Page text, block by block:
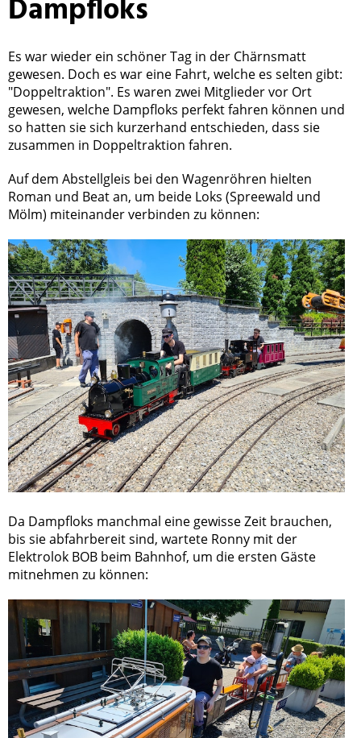
Dampfloks
Es war wieder ein schöner Tag in der Chärnsmatt
gewesen. Doch es war eine Fahrt, welche es selten gibt:
"Doppeltraktion". Es waren zwei Mitglieder vor Ort
gewesen, welche Dampfloks perfekt fahren können und
so hatten sie sich kurzerhand entschieden, dass sie
zusammen in Doppeltraktion fahren.
Auf dem Abstellgleis bei den Wagenröhren hielten
Roman und Beat an, um beide Loks (Spreewald und
Mölm) miteinander verbinden zu können:
Da Dampfloks manchmal eine gewisse Zeit brauchen,
bis sie abfahrbereit sind, wartete Ronny mit der
Elektrolok BOB beim Bahnhof, um die ersten Gäste
mitnehmen zu können: